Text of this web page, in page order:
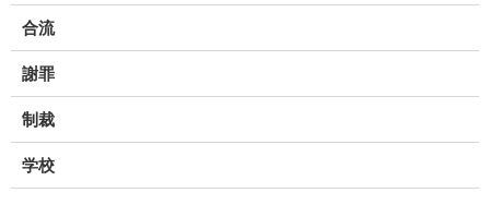
合流
謝罪
制裁
学校